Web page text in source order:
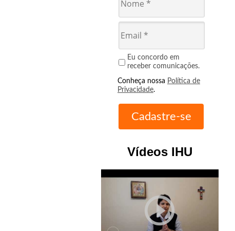
Eu concordo em
receber comunicações.
Conheça nossa Política de
Privacidade.
Vídeos IHU
play_circle_outline